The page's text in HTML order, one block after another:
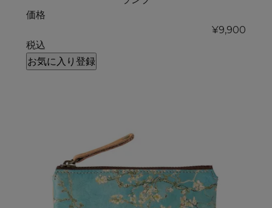
価格
¥9,900
税込
お気に入り登録